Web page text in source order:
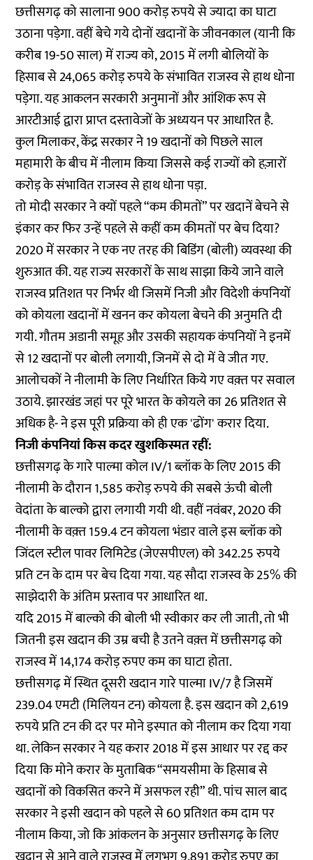
छत्तीसगढ़ को सालाना 900 करोड़ रुपये से ज्यादा का घाटा
उठाना पड़ेगा. वहीं बेचे गये दोनों खदानों के जीवनकाल (यानी कि
करीब 19-50 साल) में राज्य को, 2015 में लगी बोलियों के
हिसाब से 24,065 करोड़ रुपये के संभावित राजस्व से हाथ धोना
पड़ेगा. यह आकलन सरकारी अनुमानों और आंशिक रूप से
आरटीआई द्वारा प्राप्त दस्तावेजों के अध्ययन पर आधारित है.
कुल मिलाकर, केंद्र सरकार ने 19 खदानों को पिछले साल
महामारी के बीच में नीलाम किया जिससे कई राज्यों को हज़ारों
करोड़ के संभावित राजस्व से हाथ धोना पड़ा.
तो मोदी सरकार ने क्यों पहले “कम कीमतों” पर खदानें बेचने से
इंकार कर फिर उन्हें पहले से कहीं कम कीमतों पर बेच दिया?
2020 में सरकार ने एक नए तरह की बिडिंग (बोली) व्यवस्था की
शुरुआत की. यह राज्य सरकारों के साथ साझा किये जाने वाले
राजस्व प्रतिशत पर निर्भर थी जिसमें निजी और विदेशी कंपनियों
को कोयला खदानों में खनन कर कोयला बेचने की अनुमति दी
गयी. गौतम अडानी समूह और उसकी सहायक कंपनियों ने इनमें
से 12 खदानों पर बोली लगायी, जिनमें से दो में वे जीत गए.
आलोचकों ने नीलामी के लिए निर्धारित किये गए वक़्त पर सवाल
उठाये. झारखंड जहां पर पूरे भारत के कोयले का 26 प्रतिशत से
अधिक है- ने इस पूरी प्रक्रिया को ही एक 'ढोंग' करार दिया.
निजी कंपनियां किस कदर खुशकिस्मत रहीं:
छत्तीसगढ़ के गारे पाल्मा कोल IV/1 ब्लॉक के लिए 2015 की
नीलामी के दौरान 1,585 करोड़ रुपये की सबसे ऊंची बोली
वेदांता के बाल्को द्वारा लगायी गयी थी. वहीं नवंबर, 2020 की
नीलामी के वक़्त 159.4 टन कोयला भंडार वाले इस ब्लॉक को
जिंदल स्टील पावर लिमिटेड (जेएसपीएल) को 342.25 रुपये
प्रति टन के दाम पर बेच दिया गया. यह सौदा राजस्व के 25% की
साझेदारी के अंतिम प्रस्ताव पर आधारित था.
यदि 2015 में बाल्को की बोली भी स्वीकार कर ली जाती, तो भी
जितनी इस खदान की उम्र बची है उतने वक़्त में छत्तीसगढ़ को
राजस्व में 14,174 करोड़ रुपए कम का घाटा होता.
छत्तीसगढ़ में स्थित दूसरी खदान गारे पाल्मा IV/7 है जिसमें
239.04 एमटी (मिलियन टन) कोयला है. इस खदान को 2,619
रुपये प्रति टन की दर पर मोने इस्पात को नीलाम कर दिया गया
था. लेकिन सरकार ने यह करार 2018 में इस आधार पर रद्द कर
दिया कि मोने करार के मुताबिक “समयसीमा के हिसाब से
खदानों को विकसित करने में असफल रही” थी. पांच साल बाद
सरकार ने इसी खदान को पहले से 60 प्रतिशत कम दाम पर
नीलाम किया, जो कि आंकलन के अनुसार छत्तीसगढ़ के लिए